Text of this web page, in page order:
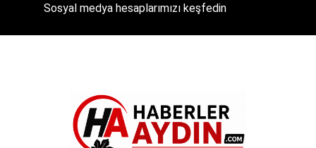
Sosyal medya hesaplarımızı keşfedin